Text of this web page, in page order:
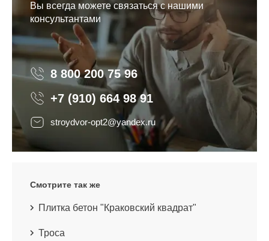
Вы всегда можете связаться с нашими
консультантами
8 800 200 75 96 8 800 200 75 96
+7 (910) 664 98 91
stroydvor-opt2@yandex.ru
Смотрите так же
Плитка бетон "Краковский квадрат"
Троса